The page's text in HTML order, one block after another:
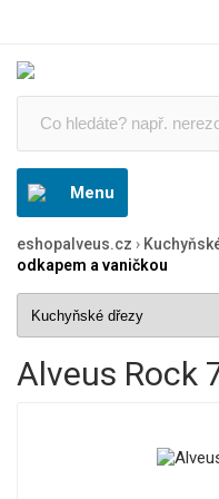
Menu
eshopalveus.cz ›
odkapem a vaničkou
Alveus Rock